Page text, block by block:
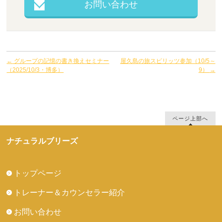
お問い合わせ
← グループの記憶の書き換えセミナー
（2025/10/3・博多）
屋久島の旅スピリッツ参加（10/5～
9）
→
ページ上部へ
ナチュラルブリーズ
トップページ
トレーナー＆カウンセラー紹介
お問い合わせ